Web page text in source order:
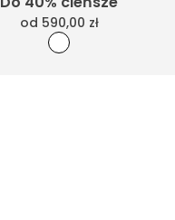
od 590,00 zł